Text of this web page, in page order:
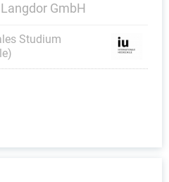
GmbH
Studium